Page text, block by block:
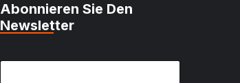
Abonnieren Sie Den
Newsletter
E